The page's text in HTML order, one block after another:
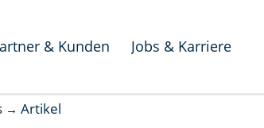
& Kunden Jobs & Karriere
→ Artikel